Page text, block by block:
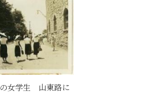
女学生 山東路に